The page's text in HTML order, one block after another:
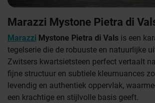
Marazzi Mystone Pietra di
Marazzi Mystone Pietra di Vals is een
tegelserie die de robuuste en natuurlijke
Zwitsers kwartsietsteen perfect vertaalt
fijne structuur en subtiele kleurnuances
levendig en authentiek oppervlak,
een krachtige en stijlvolle basis geeft.